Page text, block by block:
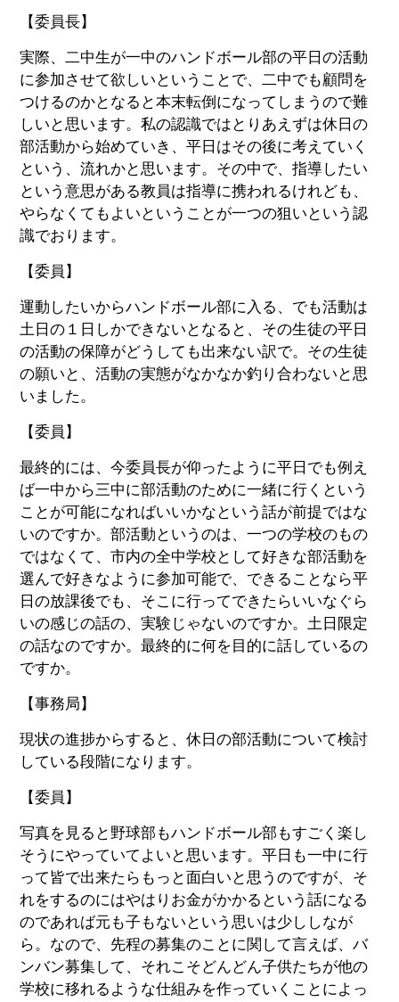
【委員長】
実際、二中生が一中のハンドボール部の平日の活動
に参加させて欲しいということで、二中でも顧問を
つけるのかとなると本末転倒になってしまうので難
しいと思います。私の認識ではとりあえずは休日の
部活動から始めていき、平日はその後に考えていく
という、流れかと思います。その中で、指導したい
という意思がある教員は指導に携われるけれども、
やらなくてもよいということが一つの狙いという認
識でおります。
【委員】
運動したいからハンドボール部に入る、でも活動は
土日の１日しかできないとなると、その生徒の平日
の活動の保障がどうしても出来ない訳で。その生徒
の願いと、活動の実態がなかなか釣り合わないと思
いました。
【委員】
最終的には、今委員長が仰ったように平日でも例え
ば一中から三中に部活動のために一緒に行くという
ことが可能になればいいかなという話が前提ではな
いのですか。部活動というのは、一つの学校のもの
ではなくて、市内の全中学校として好きな部活動を
選んで好きなように参加可能で、できることなら平
日の放課後でも、そこに行ってできたらいいなぐら
いの感じの話の、実験じゃないのですか。土日限定
の話なのですか。最終的に何を目的に話しているの
ですか。
【事務局】
現状の進捗からすると、休日の部活動について検討
している段階になります。
【委員】
写真を見ると野球部もハンドボール部もすごく楽し
そうにやっていてよいと思います。平日も一中に行
って皆で出来たらもっと面白いと思うのですが、そ
れをするのにはやはりお金がかかるという話になる
のであれば元も子もないという思いは少ししなが
ら。なので、先程の募集のことに関して言えば、バ
ンバン募集して、それこそどんどん子供たちが他の
学校に移れるような仕組みを作っていくことによっ